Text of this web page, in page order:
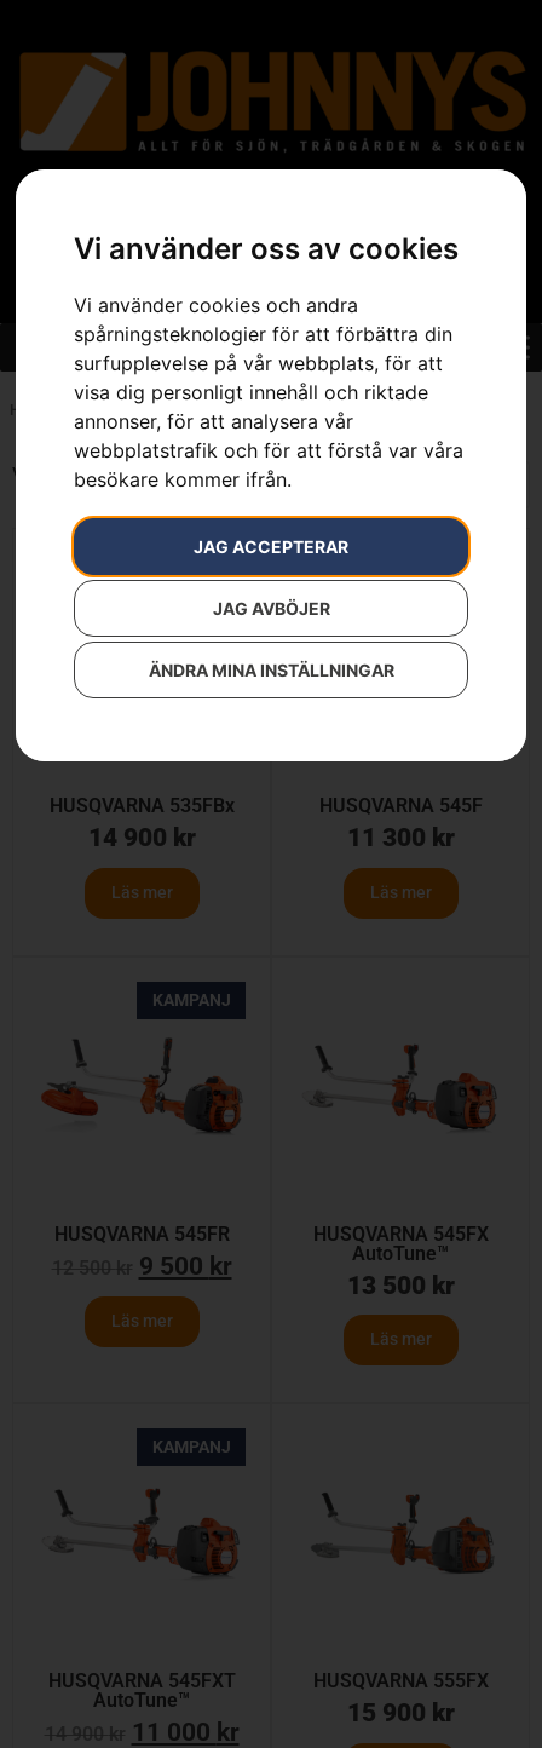
Vi använder oss av cookies
Vi använder cookies och andra
spårningsteknologier för att förbättra din
surfupplevelse på vår webbplats, för att
visa dig personligt innehåll och riktade
annonser, för att analysera vår
webbplatstrafik och för att förstå var våra
besökare kommer ifrån.
JAG ACCEPTERAR
JAG AVBÖJER
ÄNDRA MINA INSTÄLLNINGAR
Hem »Skog» Röjsågar Bensindrivna Röjsågar
Visar alla 7 resultat
HUSQVARNA 535FBx
14 900 kr
Läs mer
HUSQVARNA 545F
11 300 kr
Läs mer
KAMPANJ
HUSQVARNA 545FR
12 500 kr 9 500 kr
Läs mer
HUSQVARNA 545FX
AutoTune™
13 500 kr
Läs mer
KAMPANJ
HUSQVARNA 545FXT
AutoTune™
14 900 kr 11 000 kr
HUSQVARNA 555FX
15 900 kr